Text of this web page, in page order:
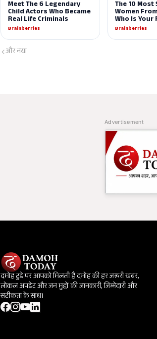
और नया
Advertisement
दमोह टुडे पर आपको मिलती हैं दमोह की हर जरूरी खबर,
लोकल अपडेट और जन मुद्दों की जानकारी, जिम्मेदारी और
सटीकता के साथ।